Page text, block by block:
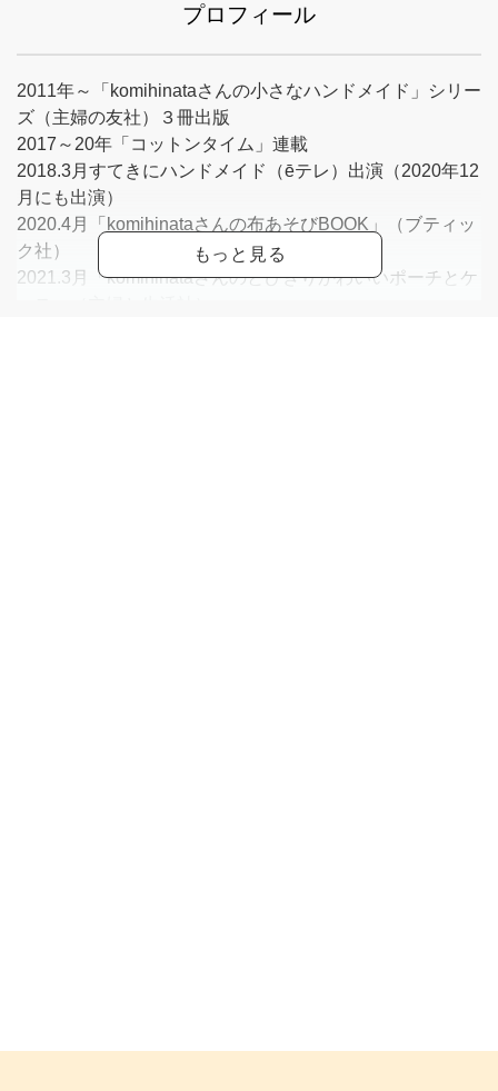
プロフィール
2011年～「komihinataさんの小さなハンドメイド」シリー
ズ（主婦の友社）３冊出版
2017～20年「コットンタイム」連載
2018.3月すてきにハンドメイド（ēテレ）出演（2020年12
月にも出演）
2020.4月「komihinataさんの布あそびBOOK」（ブティッ
ク社）
2021.3月「komihinataさんのとびきりかわいいポーチとケ